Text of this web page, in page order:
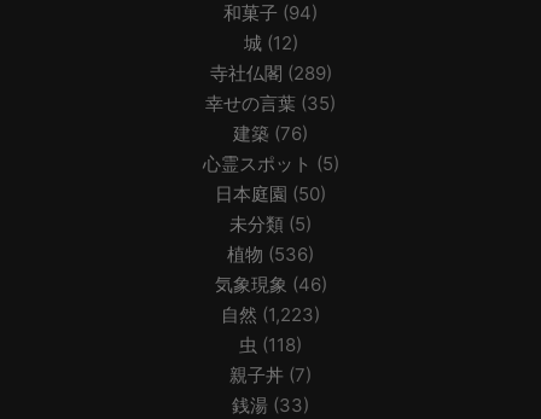
和菓子 (94)
城(12)
寺社仏閣 (289)
幸せの言葉 (35)
建築 (76)
心霊スポット (5)
日本庭園 (50)
未分類 (5)
植物 (536)
気象現象 (46)
自然 (1,223)
虫 (118)
親子丼 (7)
銭湯 (33)